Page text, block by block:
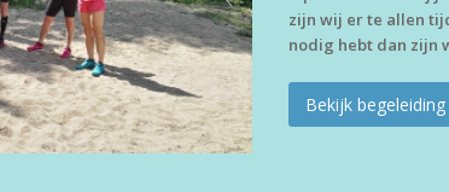
zijn wij er te allen
nodig hebt dan zijn
Bekijk begeleiding